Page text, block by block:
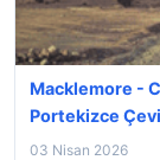
Macklemore -
Portekizce
03 Nisan 2026